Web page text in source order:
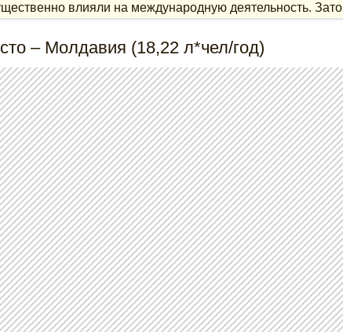
влияли на международную деятельность.
– Молдавия (18,22 л*чел/год)